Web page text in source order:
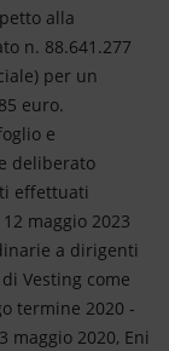
alla
n. 88.641.277
per un
euro.
e
deliberato
effettuati
maggio 2023
a dirigenti
Vesting come
termine 2020 -
maggio 2020, Eni